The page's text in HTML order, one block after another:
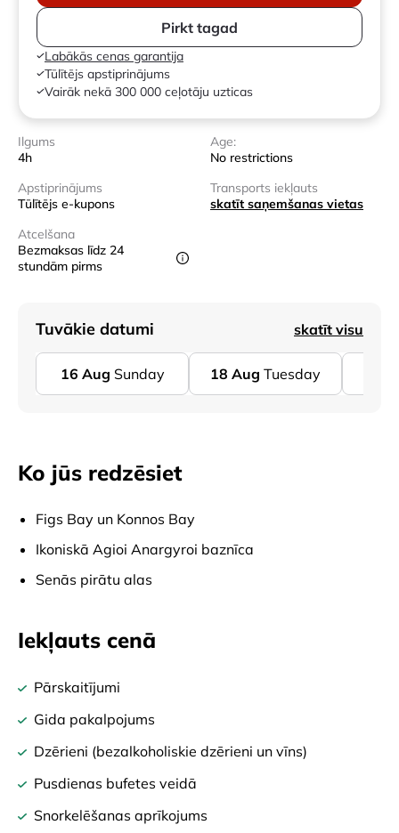
Pirkt tagad
Labākās cenas garantija
Tūlītējs apstiprinājums
Vairāk nekā 300 000 ceļotāju uzticas
Ilgums
4h
Age:
No restrictions
Apstiprinājums
Tūlītējs e-kupons
Transports iekļauts
skatīt saņemšanas vietas
Atcelšana
Bezmaksas līdz 24
stundām pirms
Tuvākie datumi skatīt visu
16 Aug Sunday 18 Aug Tuesday
Ko jūs redzēsiet
Figs Bay un Konnos Bay
Ikoniskā Agioi Anargyroi baznīca
Senās pirātu alas
Iekļauts cenā
Pārskaitījumi
Gida pakalpojums
Dzērieni (bezalkoholiskie dzērieni un vīns)
Pusdienas bufetes veidā
Snorkelēšanas aprīkojums